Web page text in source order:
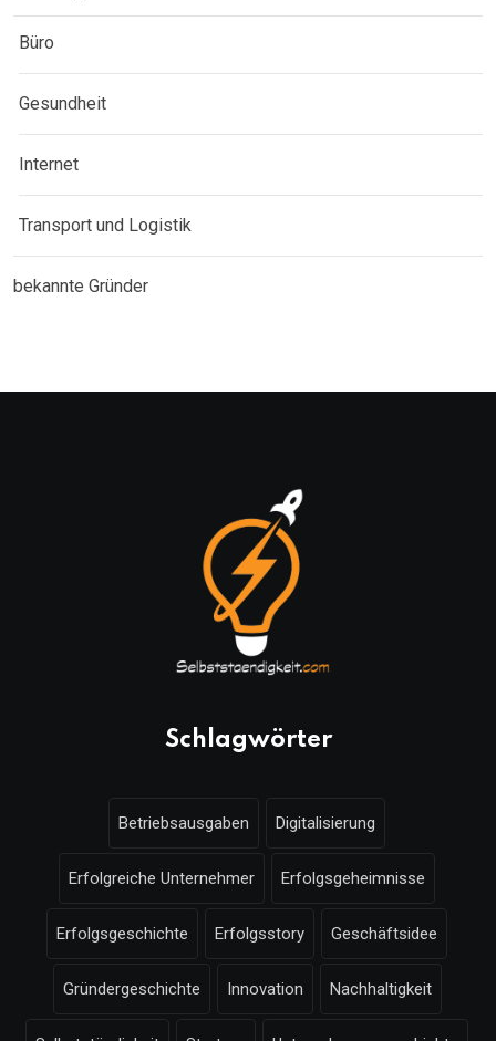
Büro
Gesundheit
Internet
Transport und Logistik
bekannte Gründer
Schlagwörter
Betriebsausgaben Digitalisierung
Erfolgreiche Unternehmer Erfolgsgeheimnisse
Erfolgsgeschichte Erfolgsstory Geschäftsidee
Gründergeschichte Innovation Nachhaltigkeit